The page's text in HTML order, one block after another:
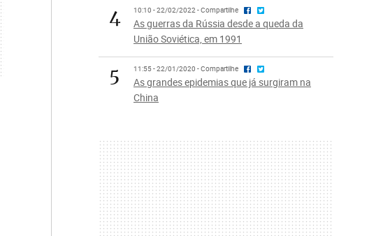
4 10:10 - 22/02/2022 - Compartilhe
As guerras da Rússia desde a queda da
União Soviética, em 1991
5 11:55 - 22/01/2020 - Compartilhe
As grandes epidemias que já surgiram na
China